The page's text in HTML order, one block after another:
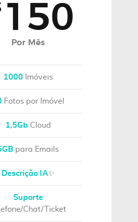
150
Por Mês
1000 Imóveis
Fotos por Imóvel
1,5GbCloud
para Emails
Descrição IA✨
Suporte
Chat/Ticket